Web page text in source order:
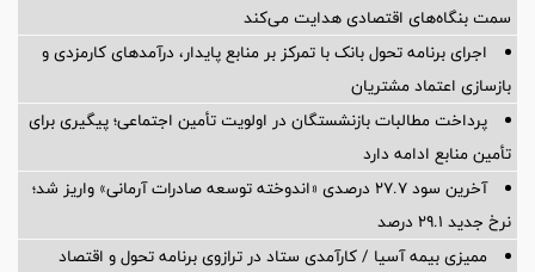
سمت بنگاه‌های اقتصادی هدایت می‌کند
اجرای برنامه تحول بانک با تمرکز بر منابع پایدار، درآمدهای کارمزدی و
بازسازی اعتماد مشتریان
پرداخت مطالبات بازنشستگان در اولویت تأمین اجتماعی؛ پیگیری برای
تأمین منابع ادامه دارد
آخرین سود ۲۷.۷ درصدی «اندوخته توسعه صادرات آرمانی» واریز شد؛
نرخ جدید ۲۹.۱ درصد
ممیزی بیمه آسیا / کارآمدی ستاد در ترازوی برنامه تحول و اقتصاد